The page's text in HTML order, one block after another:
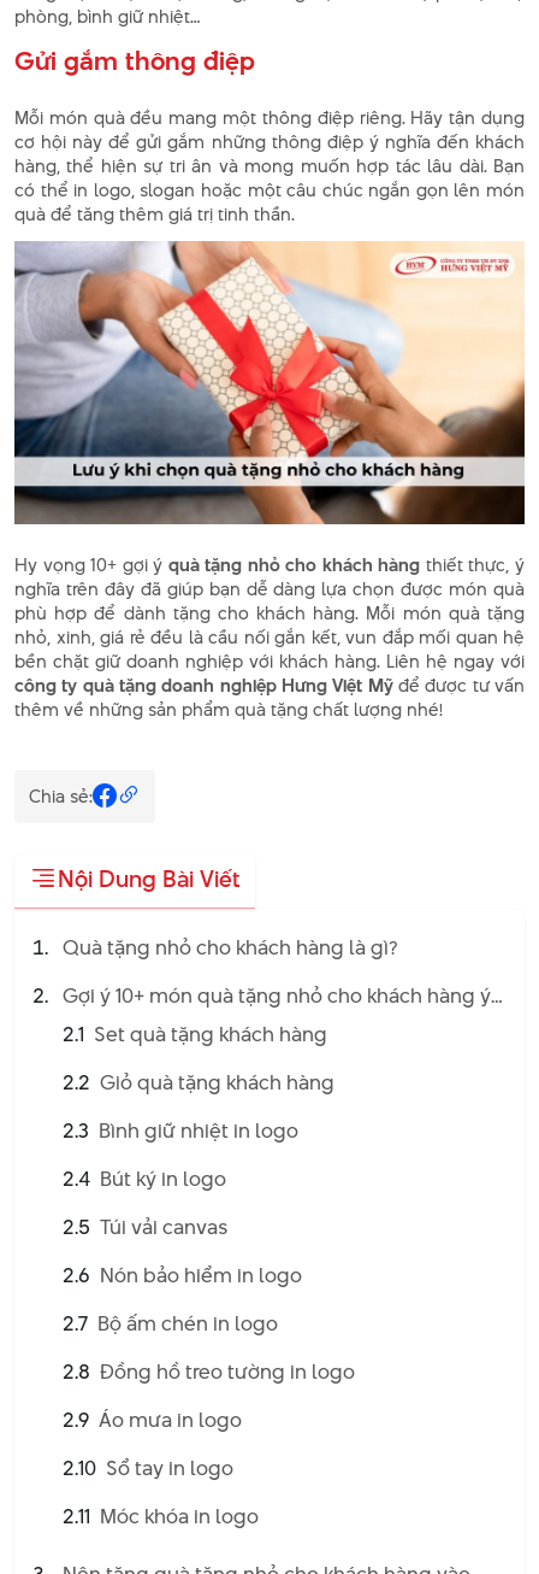
phòng, bình giữ nhiệt…
Gửi gắm thông điệp
Mỗi món quà đều mang một thông điệp riêng. Hãy tận dụng
cơ hội này để gửi gắm những thông điệp ý nghĩa đến khách
hàng, thể hiện sự tri ân và mong muốn hợp tác lâu dài. Bạn
có thể in logo, slogan hoặc một câu chúc ngắn gọn lên món
quà để tăng thêm giá trị tinh thần.
Hy vọng 10+ gợi ý quà tặng nhỏ cho khách hàng thiết thực, ý
nghĩa trên đây đã giúp bạn dễ dàng lựa chọn được món quà
phù hợp để dành tặng cho khách hàng. Mỗi món quà tặng
nhỏ, xinh, giá rẻ đều là cầu nối gắn kết, vun đắp mối quan hệ
bền chặt giữ doanh nghiệp với khách hàng. Liên hệ ngay với
công ty quà tặng doanh nghiệp Hưng Việt Mỹđể được tư vấn
thêm về những sản phẩm quà tặng chất lượng nhé!
Chia sẻ:
Nội Dung Bài Viết
Quà tặng nhỏ cho khách hàng là gì?
Gợi ý 10+ món quà tặng nhỏ cho khách hàng ý
nghĩa năm 2025
2.1 Set quà tặng khách hàng
2.2 Giỏ quà tặng khách hàng
2.3 Bình giữ nhiệt in logo
2.4 Bút ký in logo
2.5 Túi vải canvas
2.6 Nón bảo hiểm in logo
2.7 Bộ ấm chén in logo
2.8 Đồng hồ treo tường in logo
2.9 Áo mưa in logo
2.10 Sổ tay in logo
2.11 Móc khóa in logo